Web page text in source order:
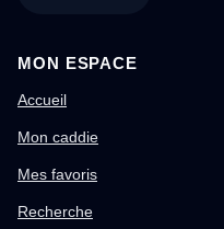
MON ESPACE
Accueil
Mon caddie
Mes favoris
Recherche